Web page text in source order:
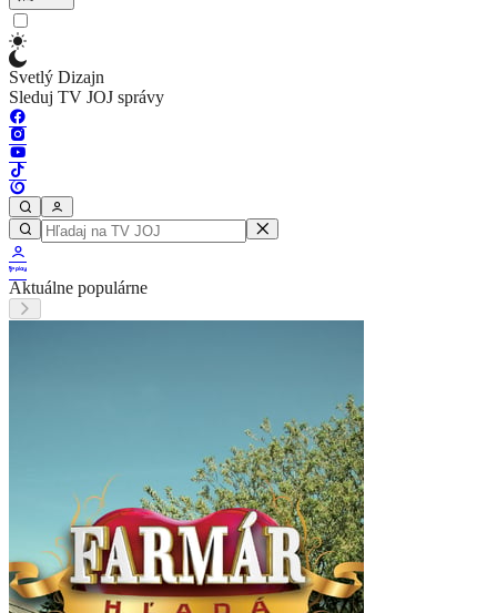
Svetlý Dizajn
Sleduj TV JOJ správy
Aktuálne populárne